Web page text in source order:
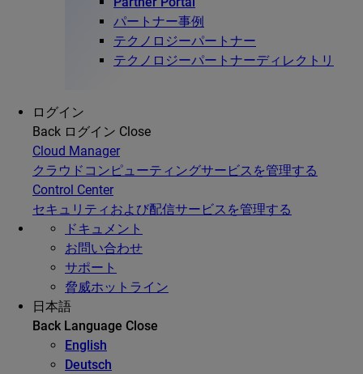
パートナー事例
テクノロジーパートナー
テクノロジーパートナーディレクトリ
ログイン
Back ログイン Close
Cloud Manager
クラウドコンピューティングサービスを管理する
Control Center
セキュリティおよび配信サービスを管理する
ドキュメント
お問い合わせ
サポート
脅威ホットライン
日本語
Back Language Close
English
Deutsch